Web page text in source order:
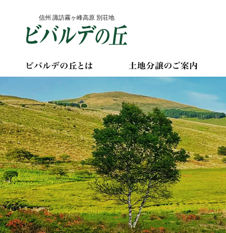
信州 諏訪霧ヶ峰高原 別荘地